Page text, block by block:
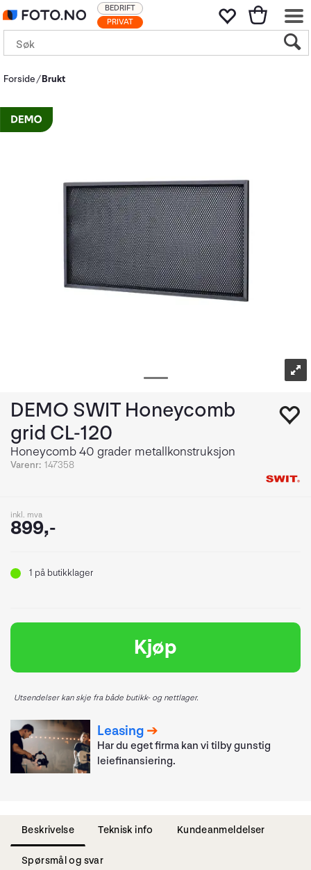
PRIVAT
BEDRIFT
Forside Brukt
DEMO SWIT Honeycomb
grid CL-120
Honeycomb 40 grader metallkonstruksjon
Varenr: 147358
inkl. mva
899,-
1 på butikklager
Kjøp
Utsendelser kan skje fra både butikk- og nettlager.
Leasing
Har du eget firma kan vi tilby gunstig
leiefinansiering.
Beskrivelse Teknisk info Kundeanmeldelser
Spørsmål og svar